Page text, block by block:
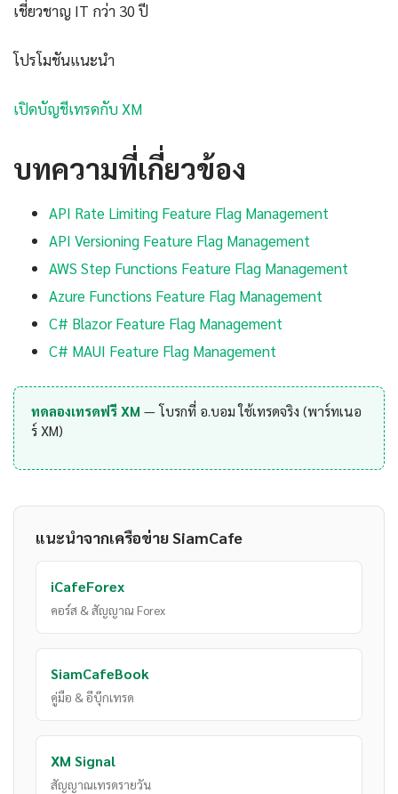
เชี่ยวชาญ IT กว่า 30 ปี
โปรโมชันแนะนำ
เปิดบัญชีเทรดกับ XM
บทความที่เกี่ยวข้อง
API Rate Limiting Feature Flag Management
API Versioning Feature Flag Management
AWS Step Functions Feature Flag Management
Azure Functions Feature Flag Management
C# Blazor Feature Flag Management
C# MAUI Feature Flag Management
ทดลองเทรดฟรี XM— โบรกที่ อ.บอม ใช้เทรดจริง (พาร์ทเนอ
ร์ XM)
แนะนำจากเครือข่าย SiamCafe
iCafeForex
คอร์ส & สัญญาณ Forex
SiamCafeBook
คู่มือ & อีบุ๊กเทรด
XM Signal
สัญญาณเทรดรายวัน